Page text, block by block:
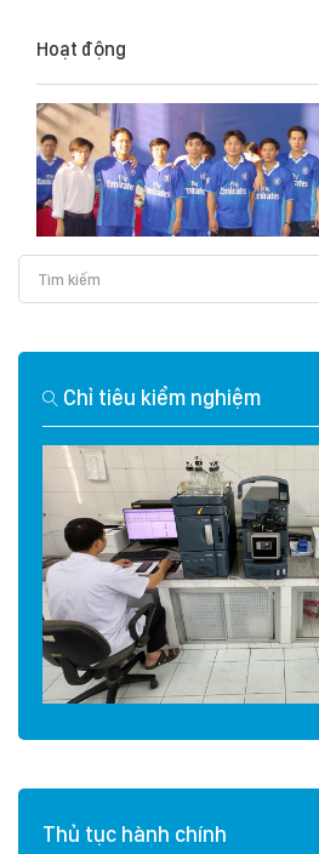
Hoạt động
Chỉ tiêu kiểm nghiệm
Thủ tục hành chính